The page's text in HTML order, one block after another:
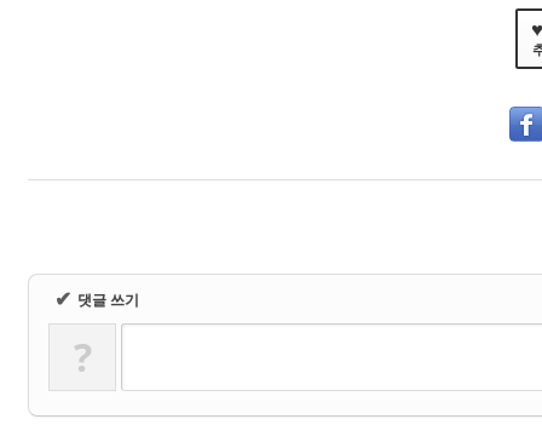
✔ 댓글 쓰기
?